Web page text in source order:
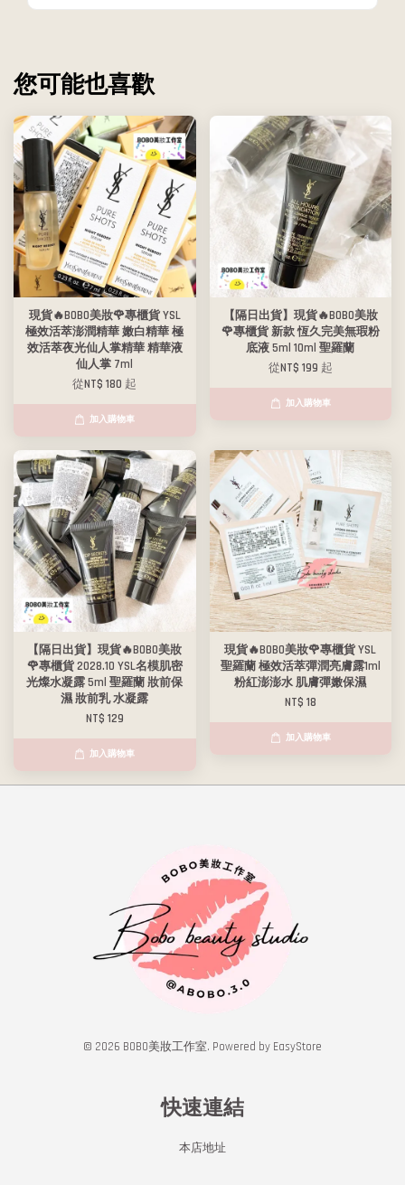
您可能也喜歡
現貨🔥BOBO美妝🌹專櫃貨 YSL
極效活萃澎潤精華 嫩白精華 極
效活萃夜光仙人掌精華 精華液
仙人掌 7ml
從NT$ 180 起
加入購物車
【隔日出貨】現貨🔥BOBO美妝
🌹專櫃貨 新款 恆久完美無瑕粉
底液 5ml 10ml 聖羅蘭
從NT$ 199 起
加入購物車
【隔日出貨】現貨🔥BOBO美妝
🌹專櫃貨 2028.10 YSL名模肌密
光燦水凝露 5ml 聖羅蘭 妝前保
濕 妝前乳 水凝露
NT$ 129
加入購物車
現貨🔥BOBO美妝🌹專櫃貨 YSL
聖羅蘭 極效活萃彈潤亮膚露1ml
粉紅澎澎水 肌膚彈嫩保濕
NT$ 18
加入購物車
© 2026 BOBO美妝工作室. Powered by EasyStore
快速連結
本店地址